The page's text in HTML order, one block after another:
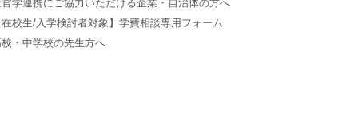
学連携にご協力いただける企業・自治体の方へ
校生/入学検討者対象】学費相談専用フォーム
・中学校の先生方へ